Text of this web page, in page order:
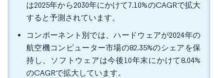
は2025年から2030年にかけて7.10%のCAGRで拡大
すると予測されています。
コンポーネント別では、ハードウェアが2024年の
航空機コンピューター市場の82.35%のシェアを保
持し、ソフトウェアは今後10年末にかけて8.04%
のCAGRで拡大しています。